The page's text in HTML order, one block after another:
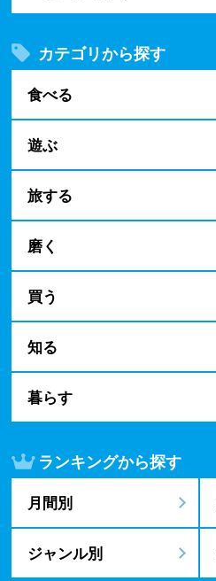
カテゴリから探す
食べる
遊ぶ
旅する
磨く
買う
知る
暮らす
ランキングから探す
月間別
ジャンル別